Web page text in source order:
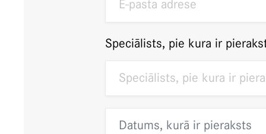
Speciālists, pie kura ir